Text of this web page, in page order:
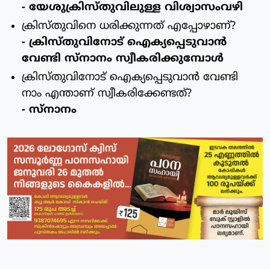
- യേശുക്രിസ്തുവിലുള്ള വിശ്വാസംവഴി
ക്രിസ്തുവിനെ ധരിക്കുന്നത് എപ്പോഴാണ്?
- ക്രിസ്തുവിനോട് ഐക്യപ്പെടുവാന്‍
വേണ്ടി സ്നാനം സ്വീകരിക്കുമ്പോള്‍
ക്രിസ്തുവിനോട് ഐക്യപ്പെടുവാന്‍ വേണ്ടി
നാം എന്താണ് സ്വീകരിക്കേണ്ടത്?
- സ്നാനം